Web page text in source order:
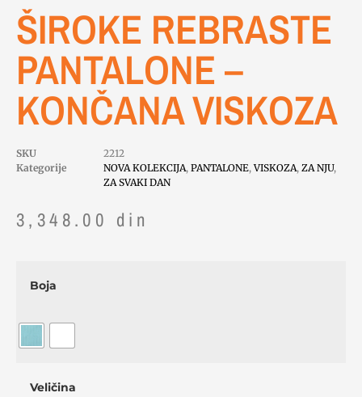
ŠIROKE REBRASTE
PANTALONE –
KONČANA VISKOZA
SKU
2212
Kategorije
NOVA KOLEKCIJA, PANTALONE,VISKOZA, ZA NJU,
ZA SVAKI DAN
3,348.00 din
Boja
Veličina